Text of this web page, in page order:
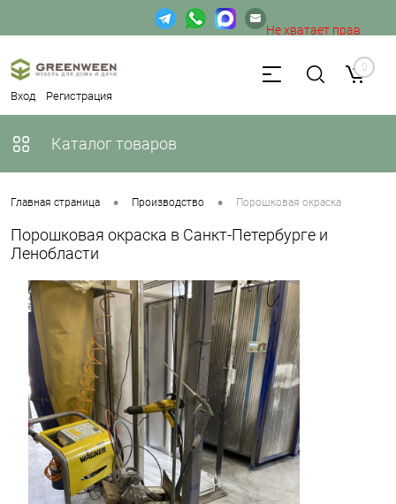
Вход Регистрация
Не хватает прав
доступа к веб-форме. 0
Каталог товаров
Главная страница • Производство • Порошковая окраска
Порошковая окраска в Санкт-Петербурге и
Ленобласти